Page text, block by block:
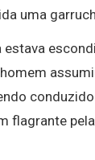
uma
estava
flagrante